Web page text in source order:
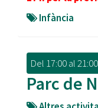
Infància
Del 17:00al21:00
Parc de